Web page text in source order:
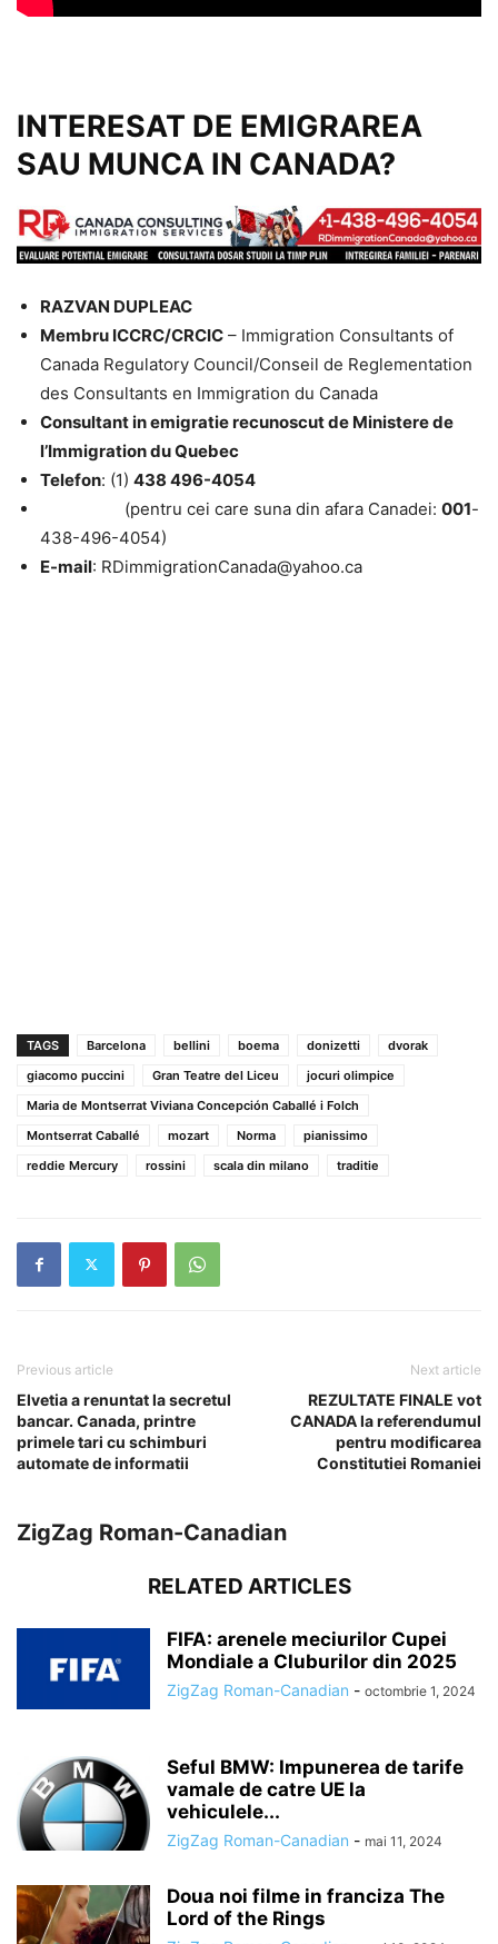
INTERESAT DE EMIGRAREA
SAU MUNCA IN CANADA?
RAZVAN DUPLEAC
Membru ICCRC/CRCIC – Immigration Consultants of
Canada Regulatory Council/Conseil de Reglementation
des Consultants en Immigration du Canada
Consultant in emigratie recunoscut de Ministere de
l’Immigration du Quebec
Telefon: (1) 438 496-4054
(pentru cei care suna din afara Canadei: 001-
438-496-4054)
E-mail: RDimmigrationCanada@yahoo.ca
TAGS Barcelona bellini boema donizetti
dvorak
giacomo puccini
Gran Teatre del Liceu
jocuri olimpice
Maria de Montserrat Viviana Concepción Caballé i Folch
Montserrat Caballé
mozart Norma
pianissimo
reddie Mercury
rossini scala din milano traditie
Previous article
Elvetia a renuntat la secretul
bancar. Canada, printre
primele tari cu schimburi
automate de informatii
Next article
REZULTATE FINALE vot
CANADA la referendumul
pentru modificarea
Constitutiei Romaniei
ZigZag Roman-Canadian
RELATED ARTICLES
FIFA: arenele meciurilor Cupei
Mondiale a Cluburilor din 2025
ZigZag Roman-Canadian - octombrie 1, 2024
Seful BMW: Impunerea de tarife
vamale de catre UE la
vehiculele...
ZigZag Roman-Canadian - mai 11, 2024
Doua noi filme in franciza The
Lord of the Rings